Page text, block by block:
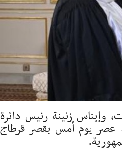
وإيناس زنينة رئيس دائرة
عصر يوم أمس بقصر قرطاج